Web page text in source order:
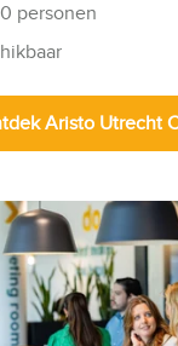
personen
Aristo Utrecht